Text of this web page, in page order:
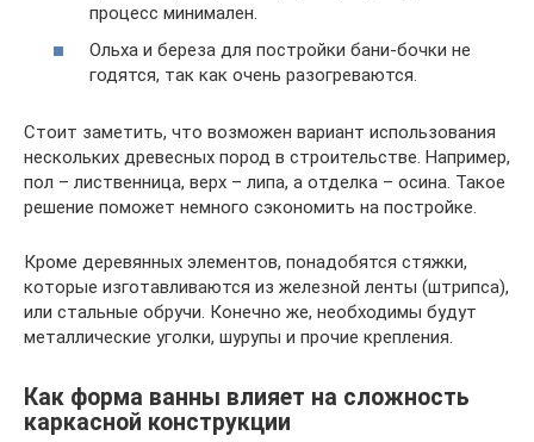
процесс минимален.
Ольха и береза для постройки бани-бочки не
годятся, так как очень разогреваются.
Стоит заметить, что возможен вариант использования
нескольких древесных пород в строительстве. Например,
пол – лиственница, верх – липа, а отделка – осина. Такое
решение поможет немного сэкономить на постройке.
Кроме деревянных элементов, понадобятся стяжки,
которые изготавливаются из железной ленты (штрипса),
или стальные обручи. Конечно же, необходимы будут
металлические уголки, шурупы и прочие крепления.
Как форма ванны влияет на сложность
каркасной конструкции